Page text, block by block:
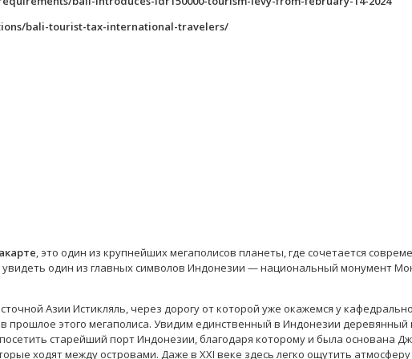
bali-tourist-tax-international-travelers/
, это один из крупнейших мегаполисов планеты, где сочетается
увидеть один из главных символов Индонезии — национальный монумент
Азии Истикляль, через дорогу от которой уже окажемся у
прошлое этого мегаполиса. Увидим единственный в Индонезии
старейший порт Индонезии, благодаря которому и была основана
ходят между островами. Даже в XXI веке здесь легко ощутить